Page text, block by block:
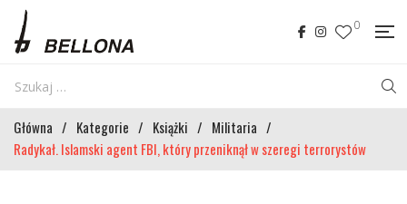
0
Główna / Kategorie / Książki / Militaria /
Radykał. Islamski agent FBI, który przeniknął w szeregi terrorystów